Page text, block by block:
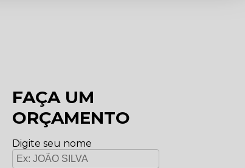
FAÇA UM
ORÇAMENTO
Digite seu nome